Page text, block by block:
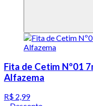
Fita de Cetim Nº01
Alfazema
R$ 2,99